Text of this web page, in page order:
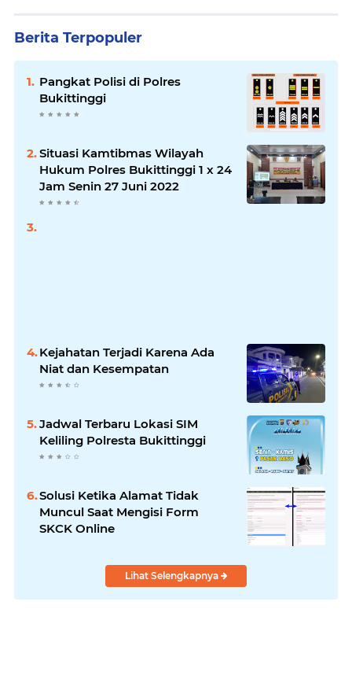
Berita Terpopuler
Pangkat Polisi di Polres
Bukittinggi
Situasi Kamtibmas Wilayah
Hukum Polres Bukittinggi 1 x 24
Jam Senin 27 Juni 2022
Kejahatan Terjadi Karena Ada
Niat dan Kesempatan
Jadwal Terbaru Lokasi SIM
Keliling Polresta Bukittinggi
Solusi Ketika Alamat Tidak
Muncul Saat Mengisi Form
SKCK Online
Lihat Selengkapnya